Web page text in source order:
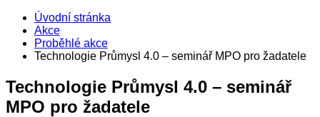
Úvodní stránka
Akce
Proběhlé akce
Technologie Průmysl 4.0 – seminář MPO pro žadatele
Technologie Průmysl 4.0 – seminář
MPO pro žadatele